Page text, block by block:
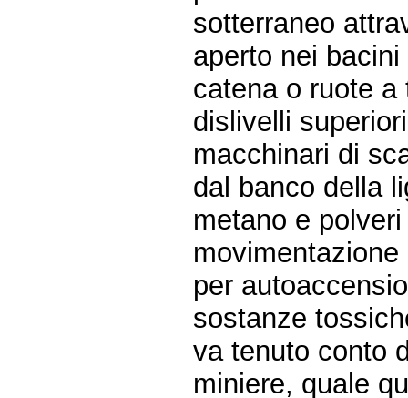
sotterraneo
aperto nei
catena o ruote
dislivelli
macchinari di
dal banco della
metano e
per
sostanze
va tenuto conto
miniere, quale